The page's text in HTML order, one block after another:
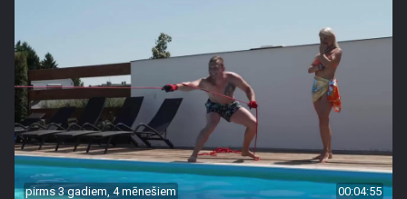
pirms 3 gadiem, 4 mēnešiem 00:04:55